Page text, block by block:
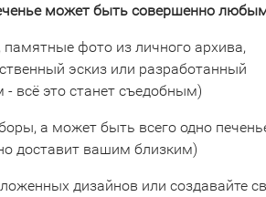
может быть совершенно
фото из личного архива,
эскиз или разработанный
всё это станет съедобным)
а может быть всего одно
доставит вашим близким)
дизайнов или создавайте